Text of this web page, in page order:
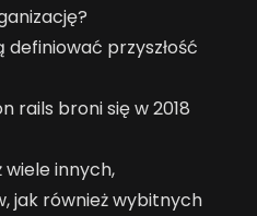
przyszłość
rails broni się w 2018
wiele innych,
jak również wybitnych